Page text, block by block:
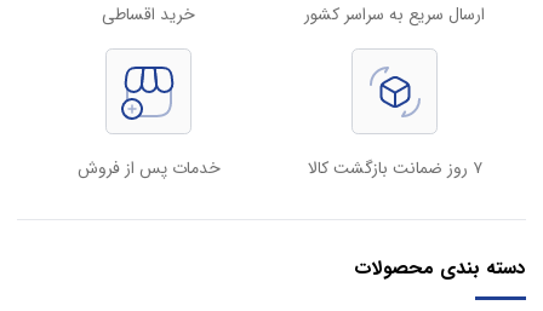
ارسال سریع به سراسر کشور خرید اقساطی
۷ روز ضمانت بازگشت کالا خدمات پس از فروش
دسته بندی محصولات